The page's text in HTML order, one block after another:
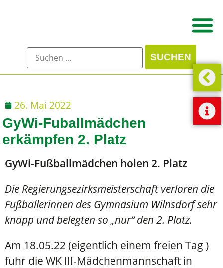
26. Mai 2022
GyWi-Fuballmädchen
erkämpfen 2. Platz
GyWi-Fußballmädchen holen 2. Platz
Die Regierungsezirksmeisterschaft verloren die
Fußballerinnen des Gymnasium Wilnsdorf sehr
knapp und belegten so „nur“ den 2. Platz.
Am 18.05.22 (eigentlich einem freien Tag )
fuhr die WK III-Mädchenmannschaft in